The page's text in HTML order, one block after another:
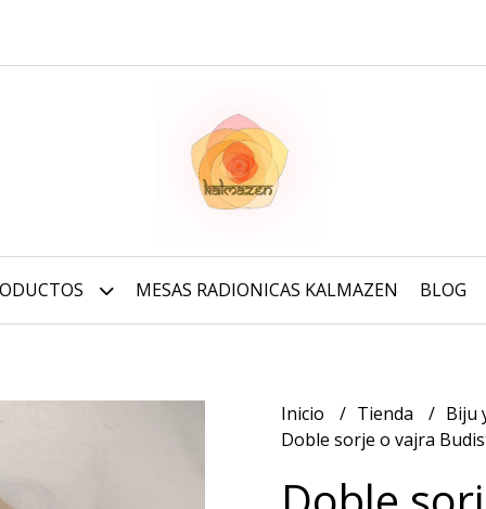
MESAS RADIONICAS KALMAZEN BLOG
Inicio Tienda
Biju
Doble sorje o vajra